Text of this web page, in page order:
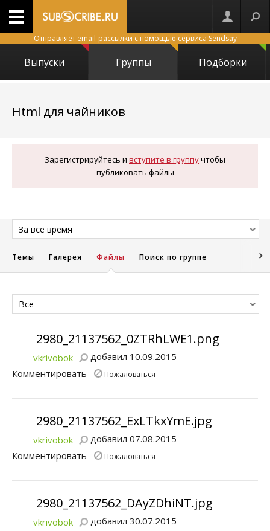
Отправляет email-рассылки с помощью сервиса Sendsay
Выпуски Группы Подборки
Html для чайников
Зарегистрируйтесь и вступите в группучтобы
публиковать файлы
За все время
Темы Галерея Файлы Поиск по группе
Все
2980_21137562_0ZTRhLWE1.png
vkrivobok
добавил 10.09.2015
Комментировать
Пожаловаться
2980_21137562_ExLTkxYmE.jpg
vkrivobok
добавил 07.08.2015
Комментировать
Пожаловаться
2980_21137562_DAyZDhiNT.jpg
vkrivobok
добавил 30.07.2015